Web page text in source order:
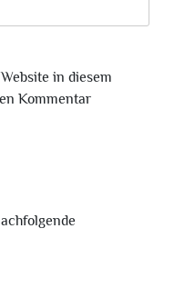
in diesem
Kommentar